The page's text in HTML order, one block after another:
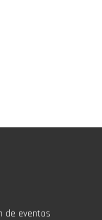
de eventos